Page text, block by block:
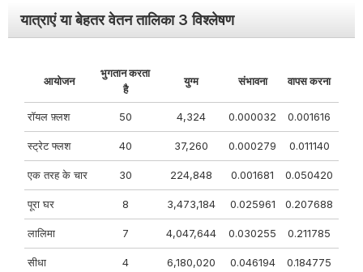
यात्राएं या बेहतर वेतन तालिका 3 विश्लेषण
आयोजन
भुगतान करता
है
युग्म संभावना वापस करना
रॉयल फ़्लश 50 4,324 0.000032 0.001616
स्ट्रेट फ्लश 40 37,260 0.000279 0.011140
एक तरह के चार 30 224,848 0.001681 0.050420
पूरा घर 8 3,473,184 0.025961 0.207688
लालिमा 7 4,047,644 0.030255 0.211785
सीधा 4 6,180,020 0.046194 0.184775